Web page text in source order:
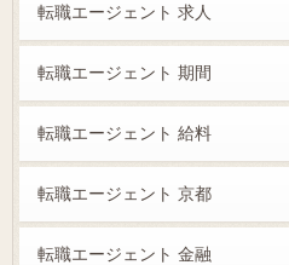
転職エージェント 求人
転職エージェント 期間
転職エージェント 給料
転職エージェント 京都
転職エージェント 金融